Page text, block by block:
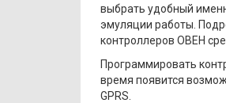
выбрать удобный
эмуляции работы.
контроллеров ОВЕН
Программировать
время появится
GPRS.